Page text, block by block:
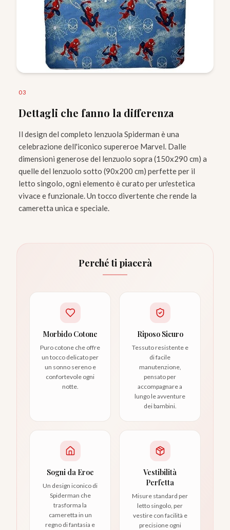
03
Dettagli che fanno la differenza
Il design del completo lenzuola Spiderman è una
celebrazione dell'iconico supereroe Marvel. Dalle
dimensioni generose del lenzuolo sopra (150x290 cm) a
quelle del lenzuolo sotto (90x200 cm) perfette per il
letto singolo, ogni elemento è curato per un'estetica
vivace e funzionale. Un tocco divertente che rende la
cameretta unica e speciale.
Perché ti piacerà
Morbido Cotone
Puro cotone che offre
un tocco delicato per
un sonno sereno e
confortevole ogni
notte.
Riposo Sicuro
Tessuto resistente e
di facile
manutenzione,
pensato per
accompagnare a
lungo le avventure
dei bambini.
Sogni da Eroe
Un design iconico di
Spiderman che
trasforma la
cameretta in un
regno di fantasia e
Vestibilità
Perfetta
Misure standard per
letto singolo, per
vestire con facilità e
precisione ogni